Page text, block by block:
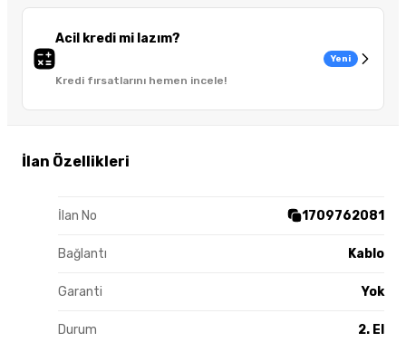
Acil kredi mi lazım?
Kredi fırsatlarını hemen incele!
Yeni
İlan Özellikleri
İlan No 1709762081
Bağlantı Kablo
Garanti Yok
Durum 2. El